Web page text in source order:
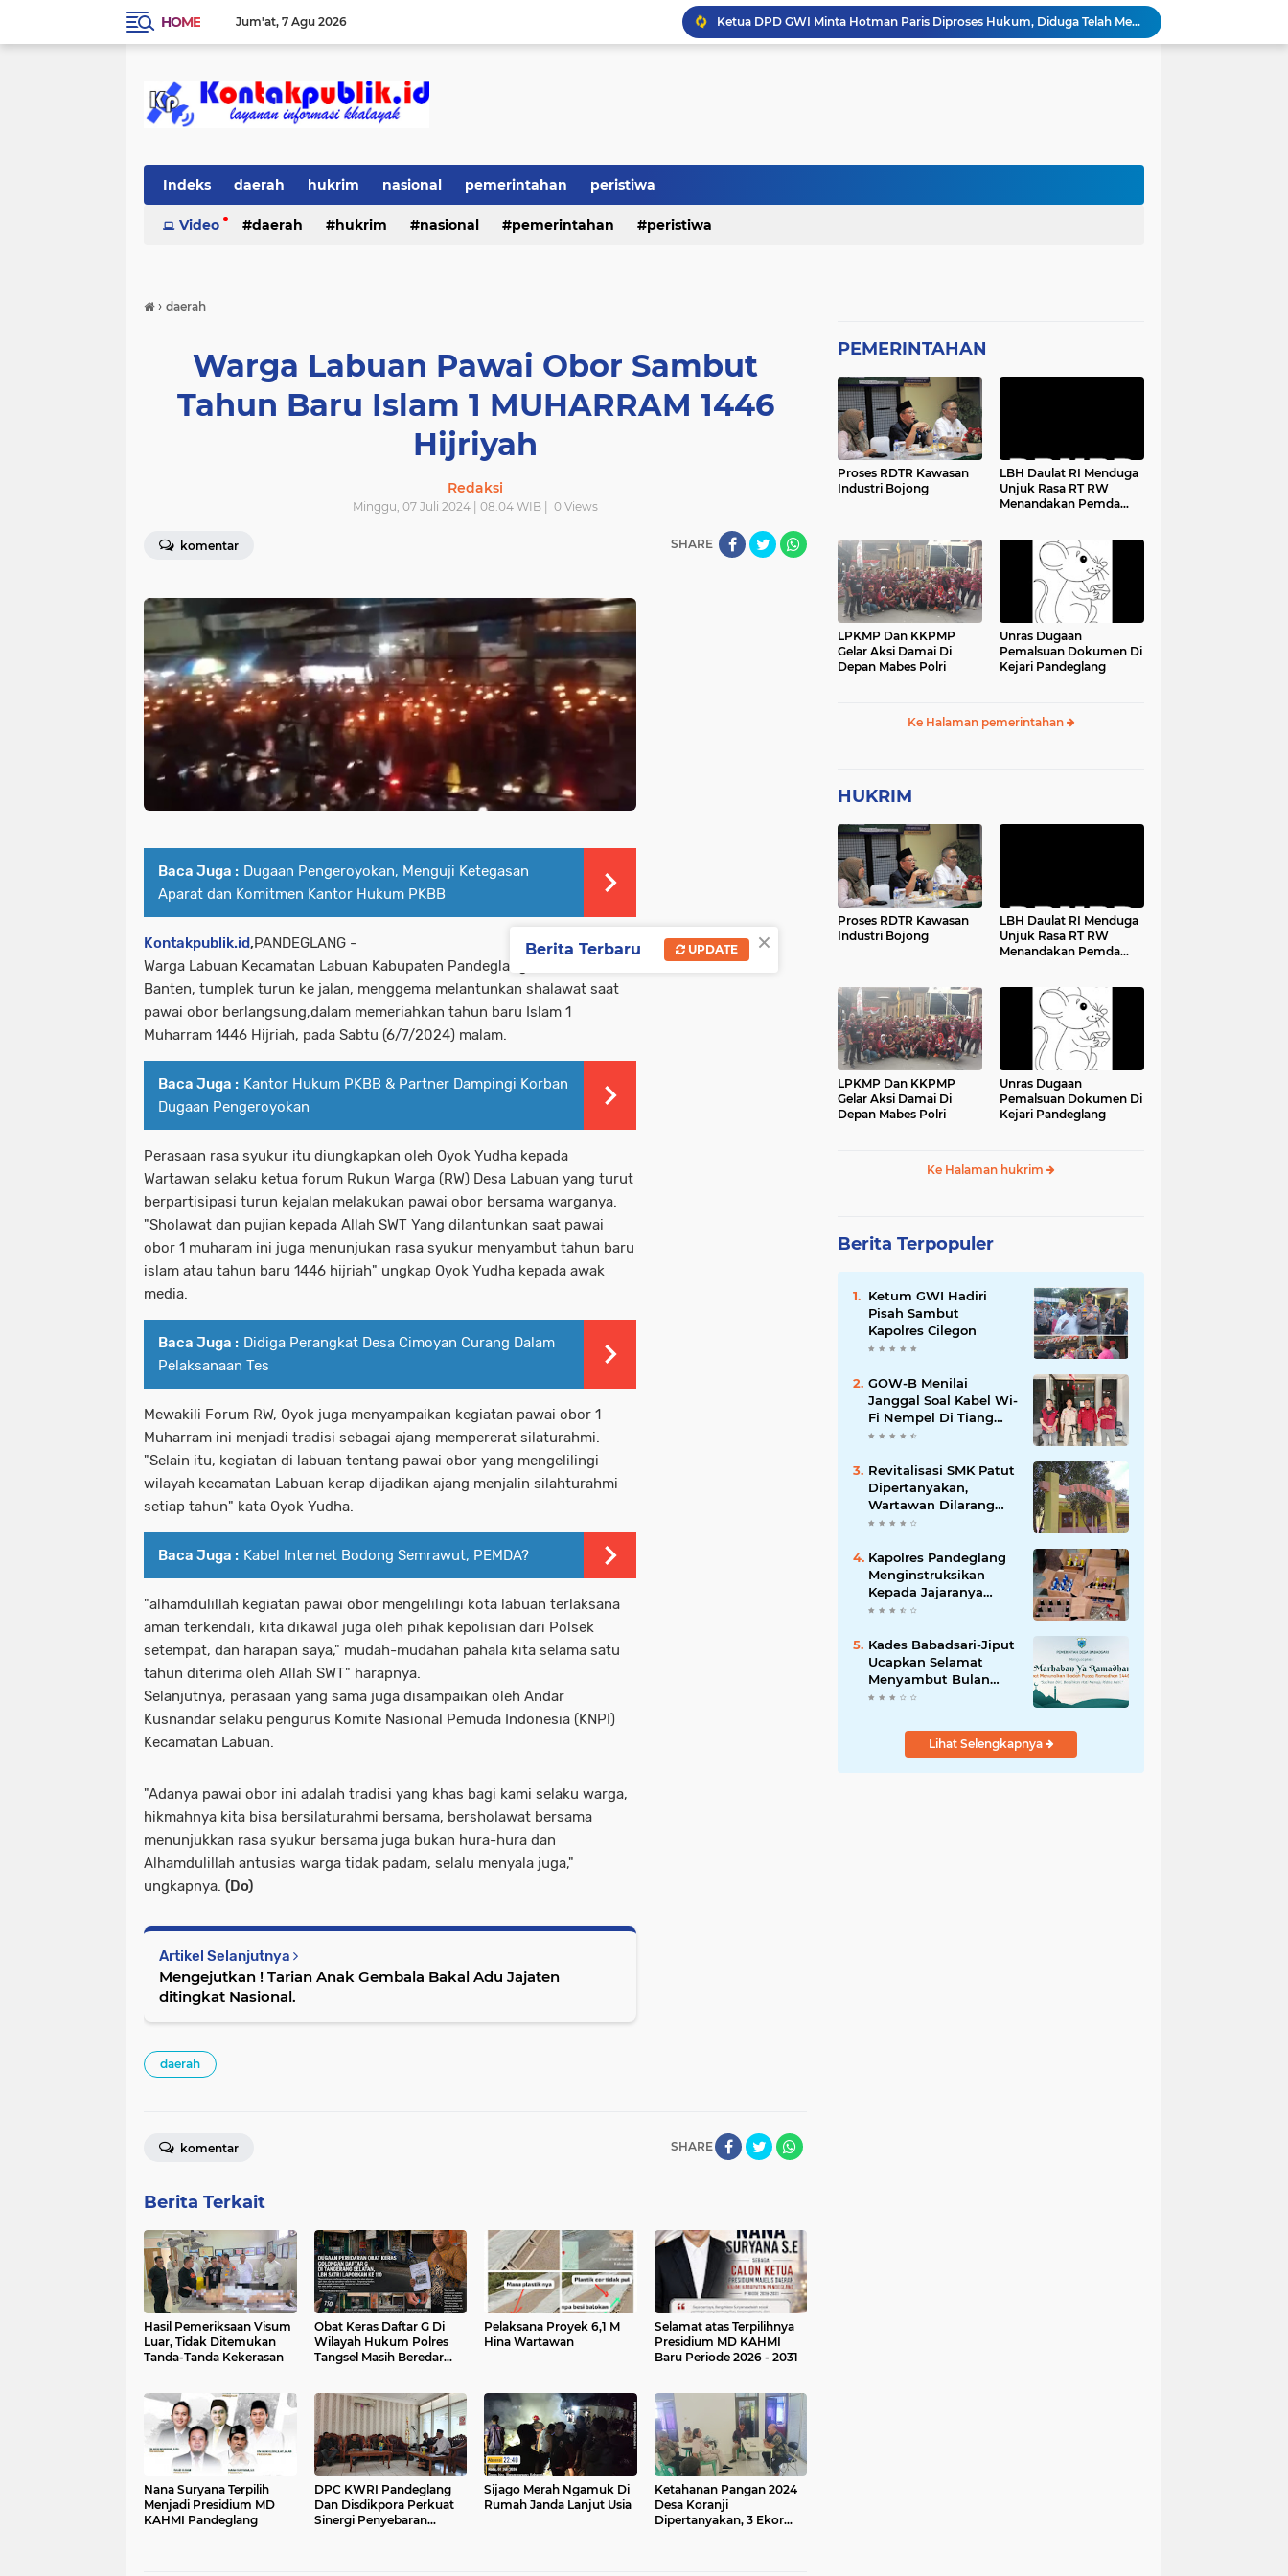
HOME Jum'at 7 Agu 2026
Ketua DPD GWI Minta Hotman Paris Diproses Hukum, Diduga Telah Menghina Wartwan
Revitalisasi SMK Patut Dipertanyakan, Wartawan Dilarang Meluput
Mahasiswa Banten Dan Amon Apresiasi DIRINTELKAM Polda
Indeks daerah hukrim nasional pemerintahan peristiwa
Video daerah hukrim nasional pemerintahan peristiwa
› daerah
Warga Labuan Pawai Obor Sambut
Tahun Baru Islam 1 MUHARRAM 1446
Hijriyah
Redaksi
Minggu, 07 Juli 2024 | 08.04 WIB | 0 Views
komentar SHARE
Baca Juga : Dugaan Pengeroyokan, Menguji Ketegasan
Aparat dan Komitmen Kantor Hukum PKBB
Kontakpublik.id,PANDEGLANG -
Warga Labuan Kecamatan Labuan Kabupaten Pandeglang Provinsi
Banten, tumplek turun ke jalan, menggema melantunkan shalawat saat
pawai obor berlangsung,dalam memeriahkan tahun baru Islam 1
Muharram 1446 Hijriah, pada Sabtu (6/7/2024) malam.
Baca Juga : Kantor Hukum PKBB & Partner Dampingi Korban
Dugaan Pengeroyokan
Perasaan rasa syukur itu diungkapkan oleh Oyok Yudha kepada
Wartawan selaku ketua forum Rukun Warga (RW) Desa Labuan yang turut
berpartisipasi turun kejalan melakukan pawai obor bersama warganya.
"Sholawat dan pujian kepada Allah SWT Yang dilantunkan saat pawai
obor 1 muharam ini juga menunjukan rasa syukur menyambut tahun baru
islam atau tahun baru 1446 hijriah" ungkap Oyok Yudha kepada awak
media.
Baca Juga : Didiga Perangkat Desa Cimoyan Curang Dalam
Pelaksanaan Tes
Mewakili Forum RW, Oyok juga menyampaikan kegiatan pawai obor 1
Muharram ini menjadi tradisi sebagai ajang mempererat silaturahmi.
"Selain itu, kegiatan di labuan tentang pawai obor yang mengelilingi
wilayah kecamatan Labuan kerap dijadikan ajang menjalin silahturahmi
setiap tahun" kata Oyok Yudha.
Baca Juga : Kabel Internet Bodong Semrawut, PEMDA?
"alhamdulillah kegiatan pawai obor mengelilingi kota labuan terlaksana
aman terkendali, kita dikawal juga oleh pihak kepolisian dari Polsek
setempat, dan harapan saya," mudah-mudahan pahala kita selama satu
tahun diterima oleh Allah SWT" harapnya.
Selanjutnya, perasaan yang sama juga disampaikan oleh Andar
Kusnandar selaku pengurus Komite Nasional Pemuda Indonesia (KNPI)
Kecamatan Labuan.
"Adanya pawai obor ini adalah tradisi yang khas bagi kami selaku warga,
hikmahnya kita bisa bersilaturahmi bersama, bersholawat bersama
menunjukkan rasa syukur bersama juga bukan hura-hura dan
Alhamdulillah antusias warga tidak padam, selalu menyala juga,"
ungkapnya. (Do)
Artikel Selanjutnya
Mengejutkan ! Tarian Anak Gembala Bakal Adu Jajaten
ditingkat Nasional.
daerah
SHARE
komentar
Berita Terkait
Hasil Pemeriksaan Visum
Luar, Tidak Ditemukan
Tanda-Tanda Kekerasan
Obat Keras Daftar G Di
Wilayah Hukum Polres
Tangsel Masih Beredar
Pelaksana Proyek 6,1 M
Hina Wartawan
Selamat atas Terpilihnya
Presidium MD KAHMI
Baru Periode 2026 - 2031
Nana Suryana Terpilih
Menjadi Presidium MD
KAHMI Pandeglang
DPC KWRI Pandeglang
Dan Disdikpora Perkuat
Sinergi Penyebaran
Sijago Merah Ngamuk Di
Rumah Janda Lanjut Usia
Ketahanan Pangan 2024
Desa Koranji
Dipertanyakan, 3 Ekor
PEMERINTAHAN
Proses RDTR Kawasan
Industri Bojong
LBH Daulat RI Menduga
Unjuk Rasa RT RW
Menandakan Pemda
Kemana Kepala DPMPD
LPKMP Dan KKPMP
Gelar Aksi Damai Di
Depan Mabes Polri
Unras Dugaan
Pemalsuan Dokumen Di
Kejari Pandeglang
Ke Halaman pemerintahan
HUKRIM
Proses RDTR Kawasan
Industri Bojong
LBH Daulat RI Menduga
Unjuk Rasa RT RW
Menandakan Pemda
Kemana Kepala DPMPD
LPKMP Dan KKPMP
Gelar Aksi Damai Di
Depan Mabes Polri
Unras Dugaan
Pemalsuan Dokumen Di
Kejari Pandeglang
Ke Halaman hukrim
Berita Terpopuler
Ketum GWI Hadiri
Pisah Sambut
Kapolres Cilegon
GOW-B Menilai
Janggal Soal Kabel Wi-
Fi Nempel Di Tiang
Listrik
Revitalisasi SMK Patut
Dipertanyakan,
Wartawan Dilarang
Meluput
Kapolres Pandeglang
Menginstruksikan
Kepada Jajaranya
Memberantas
Kades Babadsari-Jiput
Ucapkan Selamat
Menyambut Bulan
Suci Ramadhan 1446
Lihat Selengkapnya
×
Berita Terbaru UPDATE